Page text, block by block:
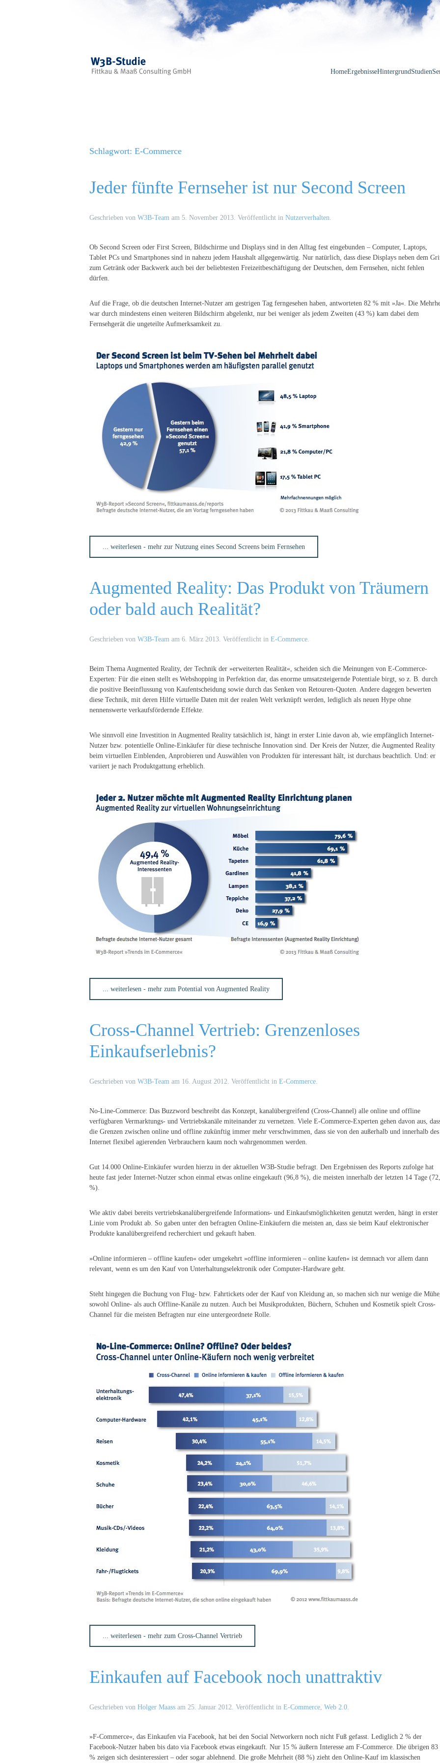
HomeErgebnisseHintergrundStudien
Schlagwort: E-Commerce
Jeder fünfte Fernseher ist nur Second Screen
Geschrieben von W3B-Team am 5. November 2013. Veröffentlicht in Nutzerverhalten.
Ob Second Screen oder First Screen, Bildschirme und Displays sind in den Alltag fest eingebunden – Computer, Laptops,
Tablet PCs und Smartphones sind in nahezu jedem Haushalt allgegenwärtig. Nur natürlich, dass diese Displays neben dem
zum Getränk oder Backwerk auch bei der beliebtesten Freizeitbeschäftigung der Deutschen, dem Fernsehen, nicht fehlen
dürfen.
Auf die Frage, ob die deutschen Internet-Nutzer am gestrigen Tag ferngesehen haben, antworteten 82 % mit »Ja«. Die
war durch mindestens einen weiteren Bildschirm abgelenkt, nur bei weniger als jedem Zweiten (43 %) kam dabei dem
Fernsehgerät die ungeteilte Aufmerksamkeit zu.
... weiterlesen - mehr zur Nutzung eines Second Screens beim Fernsehen
Augmented Reality: Das Produkt von Träumern
oder bald auch Realität?
Geschrieben von W3B-Team am 6. März 2013. Veröffentlicht in E-Commerce.
Beim Thema Augmented Reality, der Technik der »erweiterten Realität«, scheiden sich die Meinungen von E-Commerce-
Experten: Für die einen stellt es Webshopping in Perfektion dar, das enorme umsatzsteigernde Potentiale birgt, so z. B. durch
die positive Beeinflussung von Kaufentscheidung sowie durch das Senken von Retouren-Quoten. Andere dagegen bewerten
diese Technik, mit deren Hilfe virtuelle Daten mit der realen Welt verknüpft werden, lediglich als neuen Hype ohne
nennenswerte verkaufsfördernde Effekte.
Wie sinnvoll eine Investition in Augmented Reality tatsächlich ist, hängt in erster Linie davon ab, wie empfänglich Internet-
Nutzer bzw. potentielle Online-Einkäufer für diese technische Innovation sind. Der Kreis der Nutzer, die Augmented Reality
beim virtuellen Einblenden, Anprobieren und Auswählen von Produkten für interessant hält, ist durchaus beachtlich. Und: er
variiert je nach Produktgattung erheblich.
... weiterlesen - mehr zum Potential von Augmented Reality
Cross-Channel Vertrieb: Grenzenloses
Einkaufserlebnis?
Geschrieben von W3B-Team am 16. August 2012. Veröffentlicht in E-Commerce.
No-Line-Commerce: Das Buzzword beschreibt das Konzept, kanalübergreifend (Cross-Channel) alle online und offline
verfügbaren Vermarktungs- und Vertriebskanäle miteinander zu vernetzen. Viele E-Commerce-Experten gehen davon aus,
die Grenzen zwischen online und offline zukünftig immer mehr verschwimmen, dass sie von den außerhalb und innerhalb des
Internet flexibel agierenden Verbrauchern kaum noch wahrgenommen werden.
Gut 14.000 Online-Einkäufer wurden hierzu in der aktuellen W3B-Studie befragt. Den Ergebnissen des Reports zufolge hat
heute fast jeder Internet-Nutzer schon einmal etwas online eingekauft (96,8 %), die meisten innerhalb der letzten 14 Tage
%).
Wie aktiv dabei bereits vertriebskanalübergreifende Informations- und Einkaufsmöglichkeiten genutzt werden, hängt in erster
Linie vom Produkt ab. So gaben unter den befragten Online-Einkäufern die meisten an, dass sie beim Kauf elektronischer
Produkte kanalübergreifend recherchiert und gekauft haben.
»Online informieren – offline kaufen« oder umgekehrt »offline informieren – online kaufen« ist demnach vor allem dann
relevant, wenn es um den Kauf von Unterhaltungselektronik oder Computer-Hardware geht.
Steht hingegen die Buchung von Flug- bzw. Fahrtickets oder der Kauf von Kleidung an, so machen sich nur wenige die
sowohl Online- als auch Offline-Kanäle zu nutzen. Auch bei Musikprodukten, Büchern, Schuhen und Kosmetik spielt Cross-
Channel für die meisten Befragten nur eine untergeordnete Rolle.
... weiterlesen - mehr zum Cross-Channel Vertrieb
Einkaufen auf Facebook noch unattraktiv
Geschrieben von Holger Maass am 25. Januar 2012. Veröffentlicht in E-Commerce, Web 2.0.
»F-Commerce«, das Einkaufen via Facebook, hat bei den Social Networkern noch nicht Fuß gefasst. Lediglich 2 % der
Facebook-Nutzer haben bis dato via Facebook etwas eingekauft. Nur 15 % äußern Interesse am F-Commerce. Die übrigen 83
% zeigen sich desinteressiert – oder sogar ablehnend. Die große Mehrheit (88 %) zieht den Online-Kauf im klassischen